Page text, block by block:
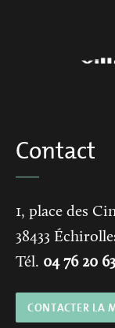
Contact
1, place des
38433
Tél. 04 76 20
CONTACTER LA